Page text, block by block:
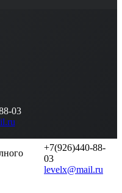
03
+7(926)440-88-
03
levelx@mail.ru